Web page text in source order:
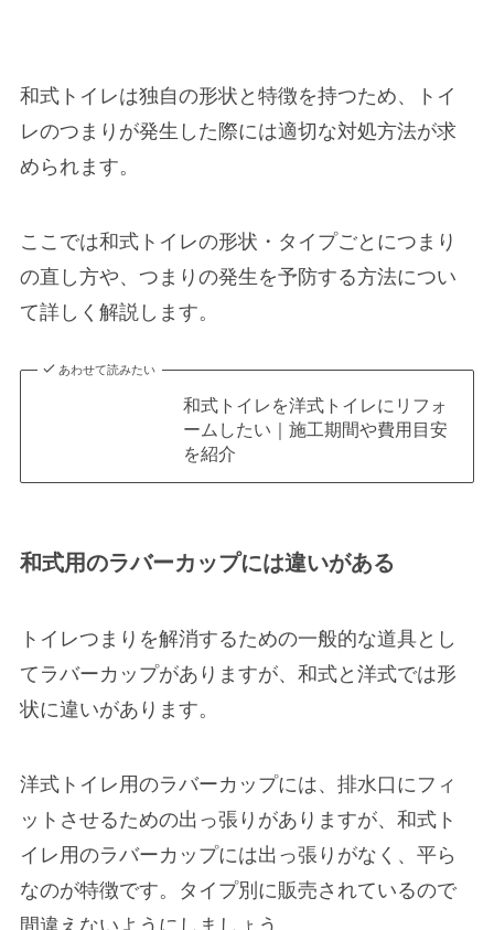
和式トイレは独自の形状と特徴を持つため、トイ
レのつまりが発生した際には適切な対処方法が求
められます。
ここでは和式トイレの形状・タイプごとにつまり
の直し方や、つまりの発生を予防する方法につい
て詳しく解説します。
あわせて読みたい
和式トイレを洋式トイレにリフォ
ームしたい｜施工期間や費用目安
を紹介
和式用のラバーカップには違いがある
トイレつまりを解消するための一般的な道具とし
てラバーカップがありますが、和式と洋式では形
状に違いがあります。
洋式トイレ用のラバーカップには、排水口にフィ
ットさせるための出っ張りがありますが、和式ト
イレ用のラバーカップには出っ張りがなく、平ら
なのが特徴です。タイプ別に販売されているので